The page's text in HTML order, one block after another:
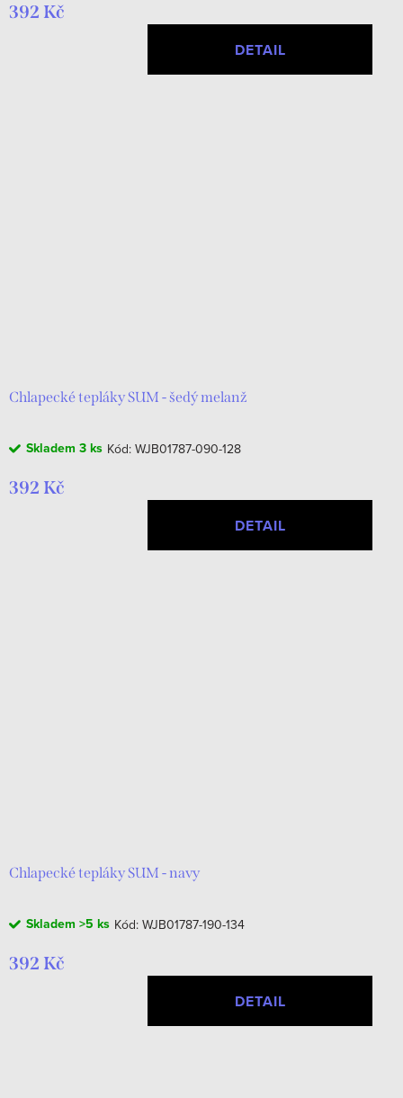
392 Kč
DETAIL
Chlapecké tepláky SUM - šedý melanž
Skladem 3 ks Kód: WJB01787-090-128
392 Kč
DETAIL
Chlapecké tepláky SUM - navy
Skladem >5 ks Kód: WJB01787-190-134
392 Kč
DETAIL